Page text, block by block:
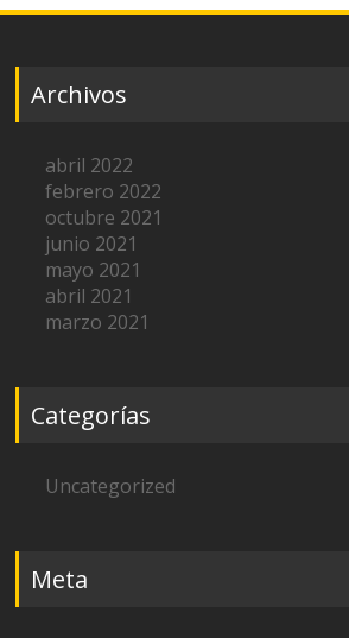
Archivos
abril 2022
febrero 2022
octubre 2021
junio 2021
mayo 2021
abril 2021
marzo 2021
Categorías
Uncategorized
Meta